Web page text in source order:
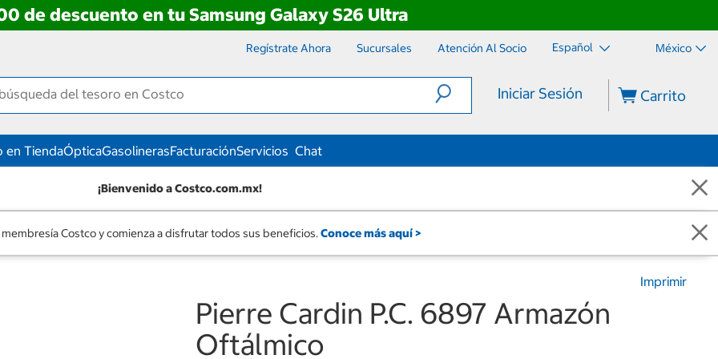
de descuento en tu Samsung Galaxy S26 Ultra
Regístrate Ahora Sucursales Atención Al Socio Español México
Iniciar Sesión Carrito
en TiendaÓpticaGasolinerasFacturaciónServicios Chat
¡Bienvenido a Costco.com.mx!
Costco y comienza a disfrutar todos sus beneficios. Conoce más aquí >
Imprimir
Pierre Cardin P.C. 6897 Armazón
Oftálmico